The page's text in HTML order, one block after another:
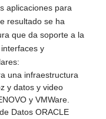
aplicaciones para
resultado se ha
que da soporte a la
y
una infraestructura
y datos y video
y VMWare.
Datos ORACLE